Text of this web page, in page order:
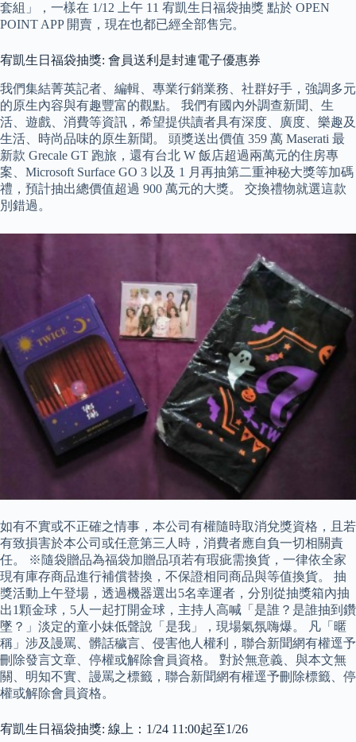
套組」，一樣在 1/12 上午 11 宥凱生日福袋抽獎 點於 OPEN
POINT APP 開賣，現在也都已經全部售完。
宥凱生日福袋抽獎: 會員送利是封連電子優惠券
我們集結菁英記者、編輯、專業行銷業務、社群好手，強調多元
的原生內容與有趣豐富的觀點。 我們有國內外調查新聞、生
活、遊戲、消費等資訊，希望提供讀者具有深度、廣度、樂趣及
生活、時尚品味的原生新聞。 頭獎送出價值 359 萬 Maserati 最
新款 Grecale GT 跑旅，還有台北 W 飯店超過兩萬元的住房專
案、Microsoft Surface GO 3 以及 1 月再抽第二重神秘大獎等加碼
禮，預計抽出總價值超過 900 萬元的大獎。 交換禮物就選這款
別錯過。
如有不實或不正確之情事，本公司有權隨時取消兌獎資格，且若
有致損害於本公司或任意第三人時，消費者應自負一切相關責
任。 ※隨袋贈品為福袋加贈品項若有瑕疵需換貨，一律依全家
現有庫存商品進行補償替換，不保證相同商品與等值換貨。 抽
獎活動上午登場，透過機器選出5名幸運者，分別從抽獎箱內抽
出1顆金球，5人一起打開金球，主持人高喊「是誰？是誰抽到鑽
墜？」淡定的童小妹低聲說「是我」，現場氣氛嗨爆。 凡「暱
稱」涉及謾罵、髒話穢言、侵害他人權利，聯合新聞網有權逕予
刪除發言文章、停權或解除會員資格。 對於無意義、與本文無
關、明知不實、謾罵之標籤，聯合新聞網有權逕予刪除標籤、停
權或解除會員資格。
宥凱生日福袋抽獎: 線上：1/24 11:00起至1/26